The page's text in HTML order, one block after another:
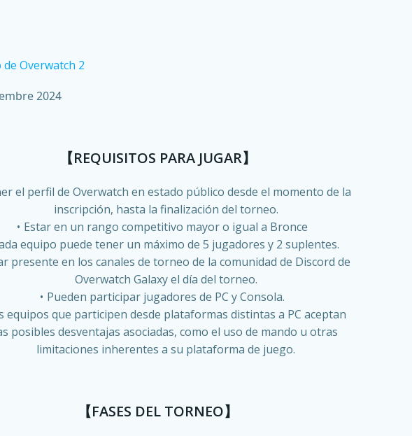
Overwatch 2
2024
【REQUISITOS PARA JUGAR】
el perfil de Overwatch en estado público desde el momento de la
inscripción, hasta la finalización del torneo.
Estar en un rango competitivo mayor o igual a Bronce
equipo puede tener un máximo de 5 jugadores y 2 suplentes.
presente en los canales de torneo de la comunidad de Discord de
Overwatch Galaxy el día del torneo.
Pueden participar jugadores de PC y Consola.
equipos que participen desde plataformas distintas a PC aceptan
posibles desventajas asociadas, como el uso de mando u otras
limitaciones inherentes a su plataforma de juego.
【FASES DEL TORNEO】